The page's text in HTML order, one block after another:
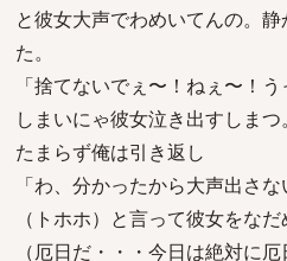
と彼女大声でわめいてんの。
た。
「捨てないでぇ〜！ねぇ〜！う
しまいにゃ彼女泣き出すしまつ。
たまらず俺は引き返し
「わ、分かったから大声出さな
（トホホ）と言って彼女をなだ
（厄日だ・・・今日は絶対に厄